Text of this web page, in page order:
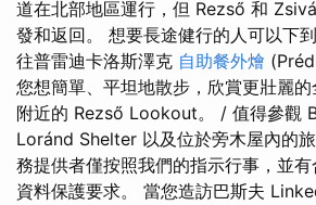
道在北部地區運行，但 Rezső 和
發和返回。 想要長途健行的人可以下
往普雷迪卡洛斯澤克 自助餐外燴
您想簡單、平坦地散步，欣賞更壯麗
附近的 Rezső Lookout。 / 值得參觀
Loránd Shelter 以及位於旁木屋內的
務提供者僅按照我們的指示行事，並
資料保護要求。 當您造訪巴斯夫